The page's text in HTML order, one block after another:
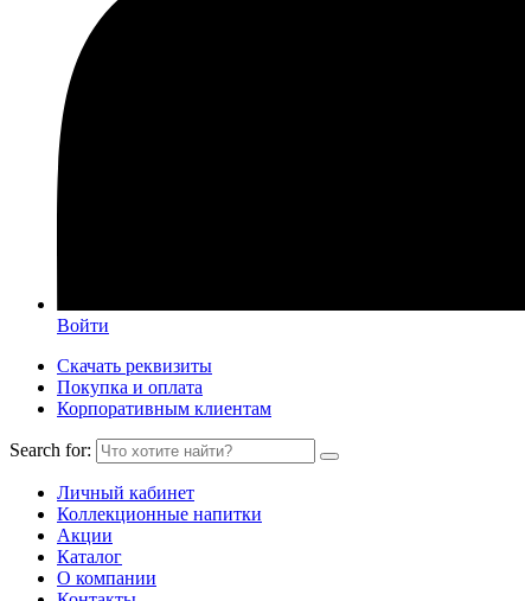
Войти
Скачать реквизиты
Покупка и оплата
Корпоративным клиентам
Search for:
Личный кабинет
Коллекционные напитки
Акции
Каталог
О компании